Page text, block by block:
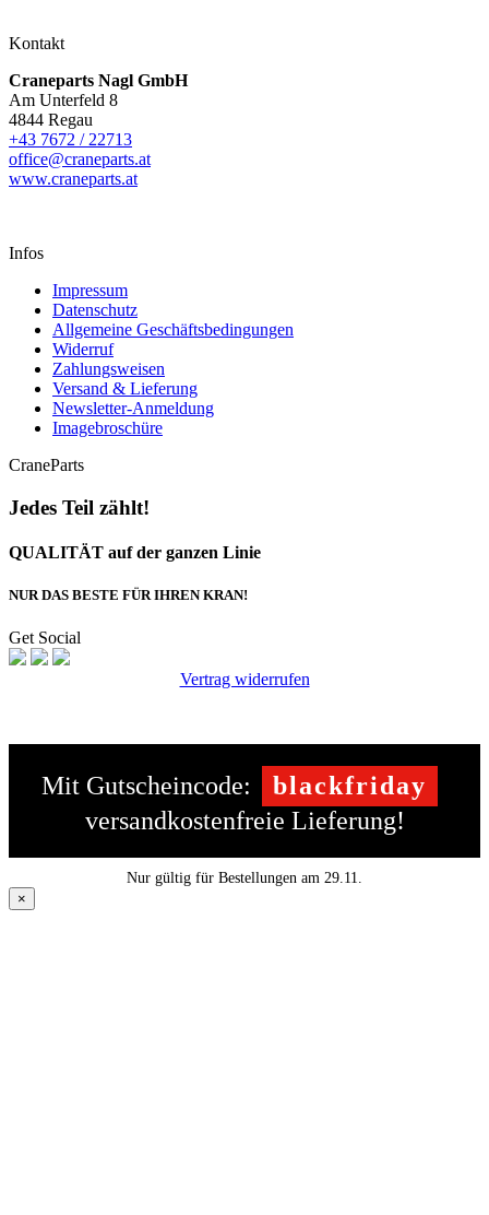
Kontakt
Craneparts Nagl GmbH
Am Unterfeld 8
4844 Regau
+43 7672 / 22713
office@craneparts.at
www.craneparts.at
Infos
Impressum
Datenschutz
Allgemeine Geschäftsbedingungen
Widerruf
Zahlungsweisen
Versand & Lieferung
Newsletter-Anmeldung
Imagebroschüre
CraneParts
Jedes Teil zählt!
QUALITÄT auf der ganzen Linie
NUR DAS BESTE FÜR IHREN KRAN!
Get Social
Vertrag widerrufen
Mit Gutscheincode:
blackfriday
versandkostenfreie Lieferung!
Nur gültig für Bestellungen am 29.11.
×